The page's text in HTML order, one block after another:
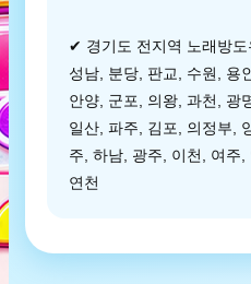
✔ 경기도 전지역 노래방도
성남, 분당, 판교, 수원, 용
안양, 군포, 의왕, 과천, 광
일산, 파주, 김포, 의정부,
주, 하남, 광주, 이천, 여주
연천